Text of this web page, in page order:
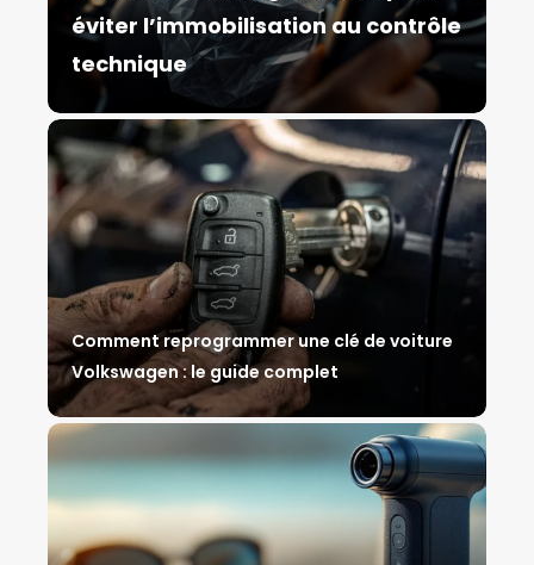
Comment reprogrammer une clé de voiture
Volkswagen : le guide complet
éviter l’immobilisation au contrôle
technique